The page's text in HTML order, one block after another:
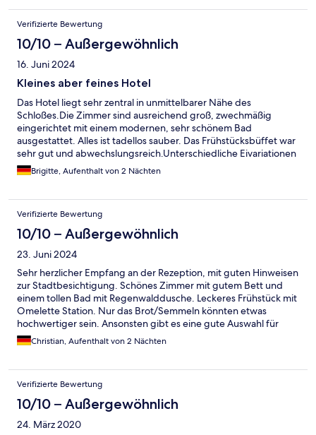
Verifizierte Bewertung
10/10 – Außergewöhnlich
16. Juni 2024
Kleines aber feines Hotel
Das Hotel liegt sehr zentral in unmittelbarer Nähe des
Schloßes.Die Zimmer sind ausreichend groß, zwechmäßig
eingerichtet mit einem modernen, sehr schönem Bad
ausgestattet. Alles ist tadellos sauber. Das Frühstücksbüffet war
sehr gut und abwechslungsreich.Unterschiedliche Eivariationen
wurden frisch zubereitet. Das Personalist sehr freundlich und
hilfsbereit
Brigitte, Aufenthalt von 2 Nächten
Verifizierte Bewertung
10/10 – Außergewöhnlich
23. Juni 2024
Sehr herzlicher Empfang an der Rezeption, mit guten Hinweisen
zur Stadtbesichtigung. Schönes Zimmer mit gutem Bett und
einem tollen Bad mit Regenwalddusche. Leckeres Frühstück mit
Omelette Station. Nur das Brot/Semmeln könnten etwas
hochwertiger sein. Ansonsten gibt es eine gute Auswahl für
jeden Geschmack und dank super Service geht nichts aus, leere
Teller werden flott und freundlich abgeräumt .
Christian, Aufenthalt von 2 Nächten
Verifizierte Bewertung
10/10 – Außergewöhnlich
24. März 2020